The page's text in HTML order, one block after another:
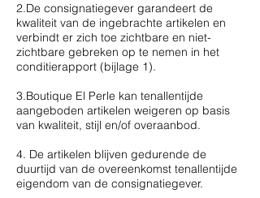
2.De consignatiegever garandeert de
kwaliteit van de ingebrachte artikelen en
verbindt er zich toe zichtbare en niet-
zichtbare gebreken op te nemen in het
conditierapport (bijlage 1).
3.Boutique El Perle kan tenallentijde
aangeboden artikelen weigeren op basis
van kwaliteit, stijl en/of overaanbod.
4. De artikelen blijven gedurende de
duurtijd van de overeenkomst tenallentijde
eigendom van de consignatiegever.